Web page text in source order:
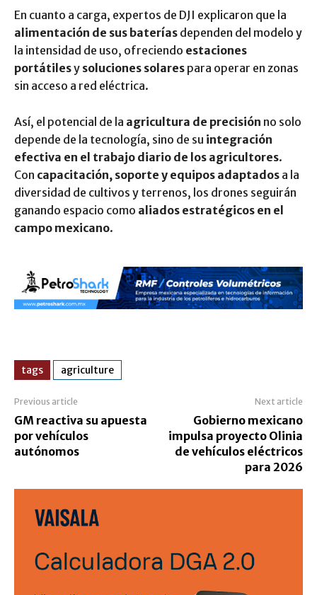
En cuanto a carga, expertos de DJI explicaron que la
alimentación de sus baterías dependen del modelo y
la intensidad de uso, ofreciendo estaciones
portátilesy soluciones solares para operar en zonas
sin acceso a red eléctrica.
Así, el potencial de la agricultura de precisión no solo
depende de la tecnología, sino de su integración
efectiva en el trabajo diario de los agricultores.
Con capacitación, soporte y equipos adaptados a la
diversidad de cultivos y terrenos, los drones seguirán
ganando espacio como aliados estratégicos en el
campo mexicano.
tags agriculture
Previous article
GM reactiva su apuesta
por vehículos
autónomos
Next article
Gobierno mexicano
impulsa proyecto Olinia
de vehículos eléctricos
para 2026